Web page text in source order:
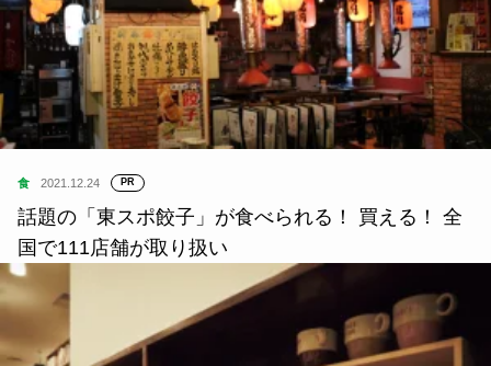
食 2021.12.24 PR
話題の「東スポ餃子」が食べられる！ 買える！ 全
国で111店舗が取り扱い